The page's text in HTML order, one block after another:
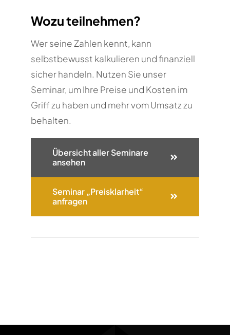
Wozu teilnehmen?
Wer seine Zahlen kennt, kann
selbstbewusst kalkulieren und finanziell
sicher handeln. Nutzen Sie unser
Seminar, um Ihre Preise und Kosten im
Griff zu haben und mehr vom Umsatz zu
behalten.
Übersicht aller Seminare
ansehen
Seminar „Preisklarheit“
anfragen